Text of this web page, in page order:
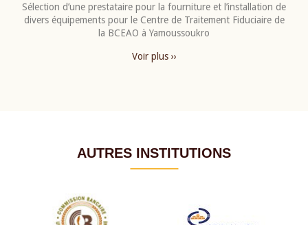
Sélection d’une prestataire pour la fourniture et l’installation de
divers équipements pour le Centre de Traitement Fiduciaire de
la BCEAO à Yamoussoukro
Voir plus ››
AUTRES INSTITUTIONS